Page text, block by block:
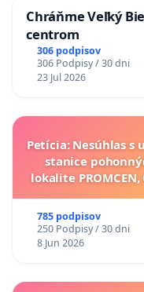
Chráňme Veľký
centrom
306 podpisov
306 Podpisy / 30 dni
23 Jul 2026
Petícia: Nesúhlas
stanice
lokalite
785 podpisov
250 Podpisy / 30 dni
8 Jun 2026